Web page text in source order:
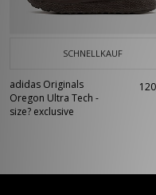
SCHNELLKAUF
adidas Originals
Oregon Ultra Tech -
size? exclusive